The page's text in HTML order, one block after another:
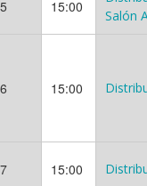
15:00
Salón
15:00
15:00